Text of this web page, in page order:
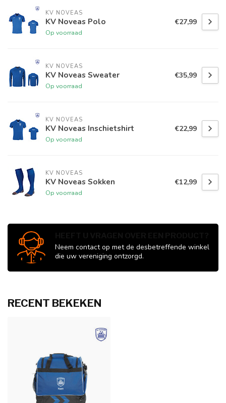
KV NOVEAS
KV Noveas Polo
Op voorraad
€27,99
KV NOVEAS
KV Noveas Sweater
Op voorraad
€35,99
KV NOVEAS
KV Noveas Inschietshirt
Op voorraad
€22,99
KV NOVEAS
KV Noveas Sokken
Op voorraad
€12,99
Neem contact op met de desbetreffende winkel
die uw vereniging ontzorgd.
RECENT BEKEKEN